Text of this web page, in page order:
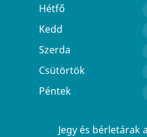
Hétfő
Kedd
Szerda
Csütörtök
Péntek
Jegy és bérletárak